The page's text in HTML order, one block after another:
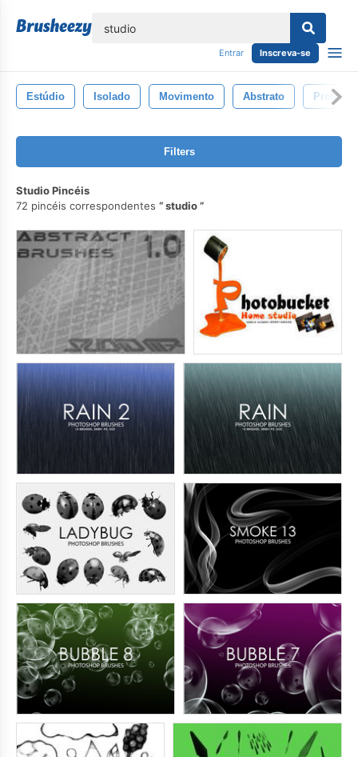
Entrar Inscreva-se
Estúdio Isolado Movimento Abstrato Preto
Filters
Studio Pincéis
72 pincéis correspondentes
studio